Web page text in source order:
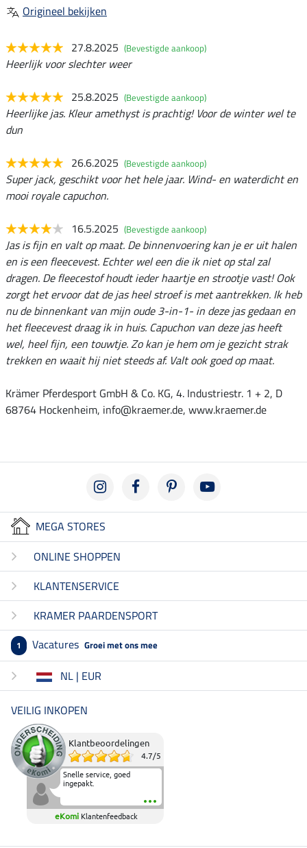
Origineel bekijken
27.8.2025 (Bevestigde aankoop)
Heerlijk voor slechter weer
25.8.2025 (Bevestigde aankoop)
Heerlijke jas. Kleur amethyst is prachtig! Voor de winter wel te
dun
26.6.2025 (Bevestigde aankoop)
Super jack, geschikt voor het hele jaar. Wind- en waterdicht en
mooi royale capuchon.
16.5.2025 (Bevestigde aankoop)
Jas is fijn en valt op maat. De binnenvoering kan je er uit halen
en is een fleecevest. Echter wel een die ik niet op stal zal
dragen. De fleecestof houdt ieder haartje en strootje vast! Ook
zorgt het ervoor dat de jas heel stroef is met aantrekken. Ik heb
nu de binnenkant van mijn oude 3-in-1- in deze jas gedaan en
het fleecevest draag ik in huis. Capuchon van deze jas heeft
wel, heel fijn, een touwtje. Zo kan je hem om je gezicht strak
trekken en waait hij niet steeds af. Valt ook goed op maat.
Krämer Pferdesport GmbH & Co. KG, 4. Industriestr. 1 + 2, D
68764 Hockenheim, info@kraemer.de, www.kraemer.de
MEGA STORES
ONLINE SHOPPEN
KLANTENSERVICE
KRAMER PAARDENSPORT
1 Vacatures Groei met ons mee
NL | EUR
VEILIG INKOPEN
Klantbeoordelingen
4.7/5
Snelle service, goed
ingepakt.
eKomi Klantenfeedback